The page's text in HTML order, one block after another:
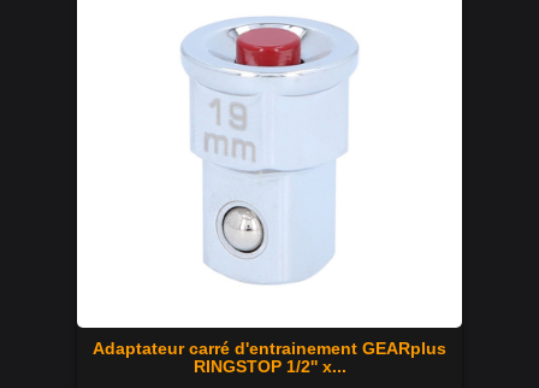
Adaptateur carré d'entrainement GEARplus
RINGSTOP 1/2'' x...